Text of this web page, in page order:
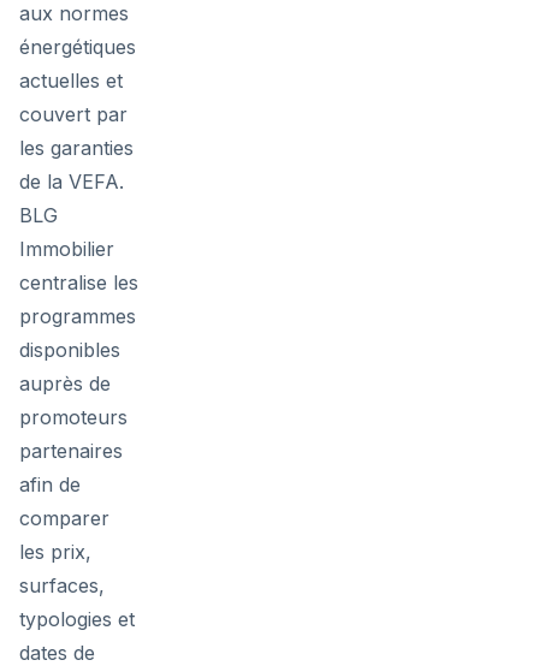
aux normes
énergétiques
actuelles et
couvert par
les garanties
de la VEFA.
BLG
Immobilier
centralise les
programmes
disponibles
auprès de
promoteurs
partenaires
afin de
comparer
les prix,
surfaces,
typologies et
dates de